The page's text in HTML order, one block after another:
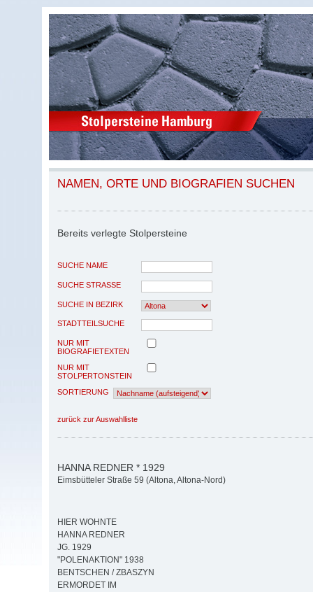
NAMEN, ORTE UND BIOGRAFIEN SUCHEN
Bereits verlegte Stolpersteine
SUCHE NAME
SUCHE STRASSE
SUCHE IN BEZIRK
STADTTEILSUCHE
NUR MIT
BIOGRAFIETEXTEN
NUR MIT
STOLPERTONSTEIN
SORTIERUNG
zurück zur Auswahlliste
HANNA REDNER * 1929
Eimsbütteler Straße 59 (Altona, Altona-Nord)
HIER WOHNTE
HANNA REDNER
JG. 1929
"POLENAKTION" 1938
BENTSCHEN / ZBASZYN
ERMORDET IM